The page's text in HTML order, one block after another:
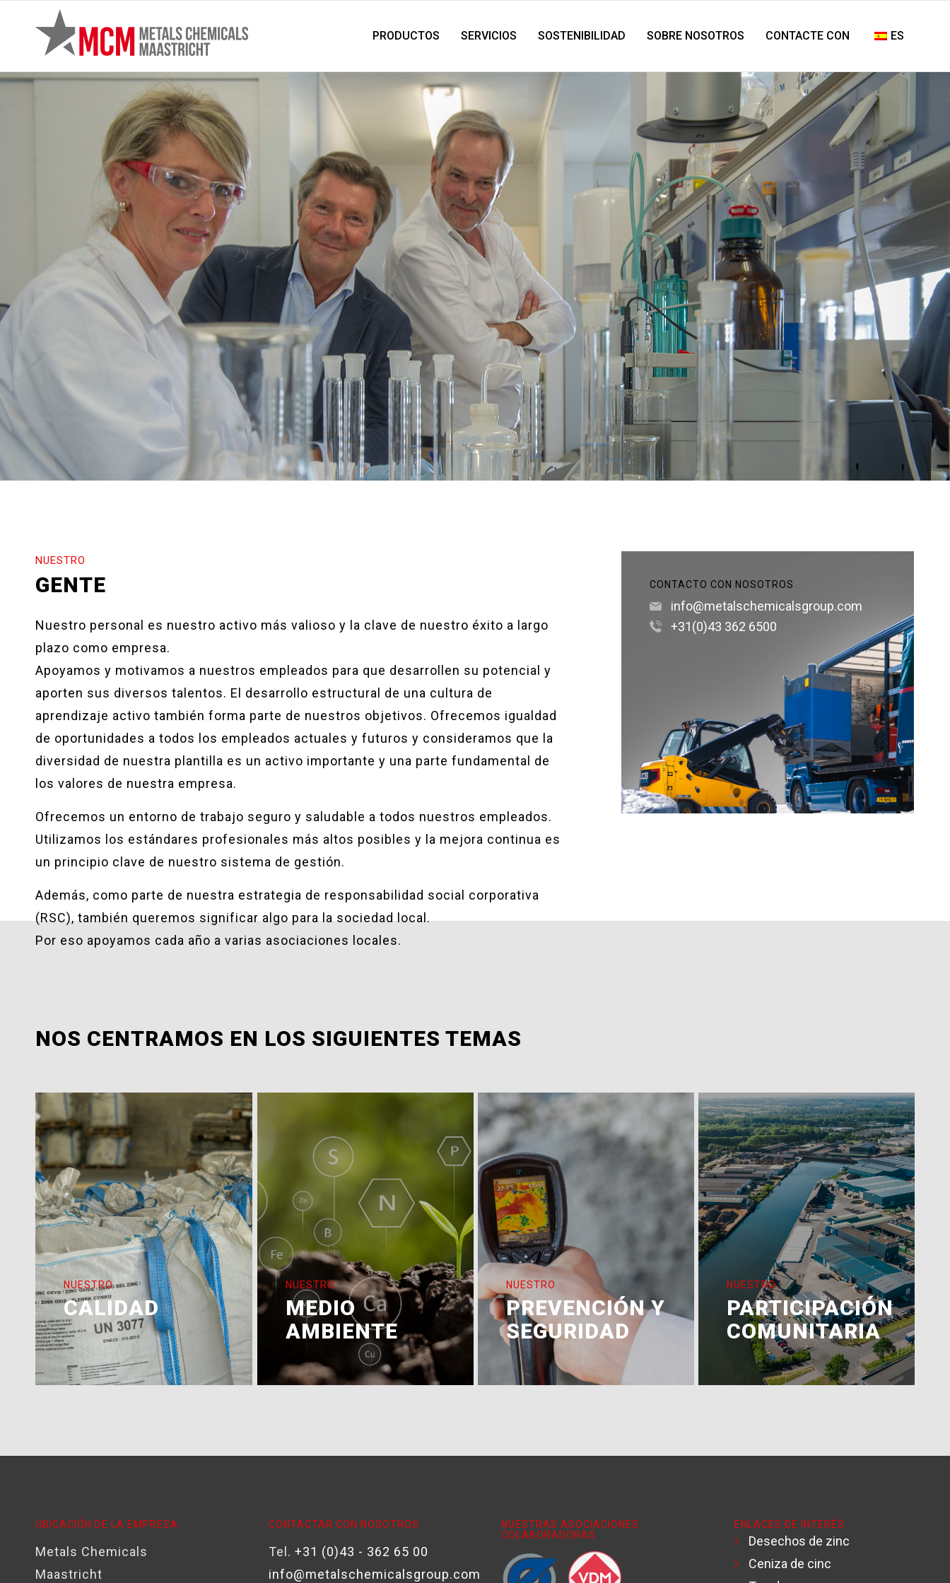
PRODUCTOS SERVICIOS SOSTENIBILIDAD SOBRE NOSOTROS CONTACTE CON ES
GENTE
NUESTRO
GENTE
Nuestro personal es nuestro activo más valioso y la clave de nuestro éxito a largo
plazo como empresa.
Apoyamos y motivamos a nuestros empleados para que desarrollen su potencial y
aporten sus diversos talentos. El desarrollo estructural de una cultura de
aprendizaje activo también forma parte de nuestros objetivos. Ofrecemos igualdad
de oportunidades a todos los empleados actuales y futuros y consideramos que la
diversidad de nuestra plantilla es un activo importante y una parte fundamental de
los valores de nuestra empresa.
Ofrecemos un entorno de trabajo seguro y saludable a todos nuestros empleados.
Utilizamos los estándares profesionales más altos posibles y la mejora continua es
un principio clave de nuestro sistema de gestión.
Además, como parte de nuestra estrategia de responsabilidad social corporativa
(RSC), también queremos significar algo para la sociedad local.
Por eso apoyamos cada año a varias asociaciones locales.
CONTACTO CON NOSOTROS
info@metalschemicalsgroup.com
+31(0)43 362 6500
NOS CENTRAMOS EN LOS SIGUIENTES TEMAS
NUESTRO
CALIDAD
NUESTRO
MEDIO
AMBIENTE
NUESTRO
PREVENCIÓN Y
SEGURIDAD
NUESTRO
PARTICIPACIÓN
COMUNITARIA
UBICACIÓN DE LA EMPRESA
Metals Chemicals
Maastricht
CONTACTAR CON NOSOTROS
Tel. +31 (0)43 - 362 65 00
info@metalschemicalsgroup.com
NUESTRAS ASOCIACIONES
COLABORADORAS
ENLACES DE INTERÉS
Desechos de zinc
Ceniza de cinc